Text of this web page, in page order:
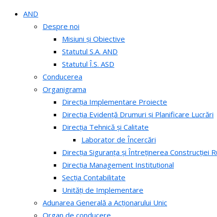
AND
Despre noi
Misiuni și Obiective
Statutul S.A. AND
Statutul Î.S. ASD
Conducerea
Organigrama
Direcția Implementare Proiecte
Direcția Evidență Drumuri și Planificare Lucrări
Direcția Tehnică și Calitate
Laborator de Încercări
Direcția Siguranța și Întreținerea Construcției
Direcția Management Instituțional
Secția Contabilitate
Unități de Implementare
Adunarea Generală a Acționarului Unic
Organ de conducere